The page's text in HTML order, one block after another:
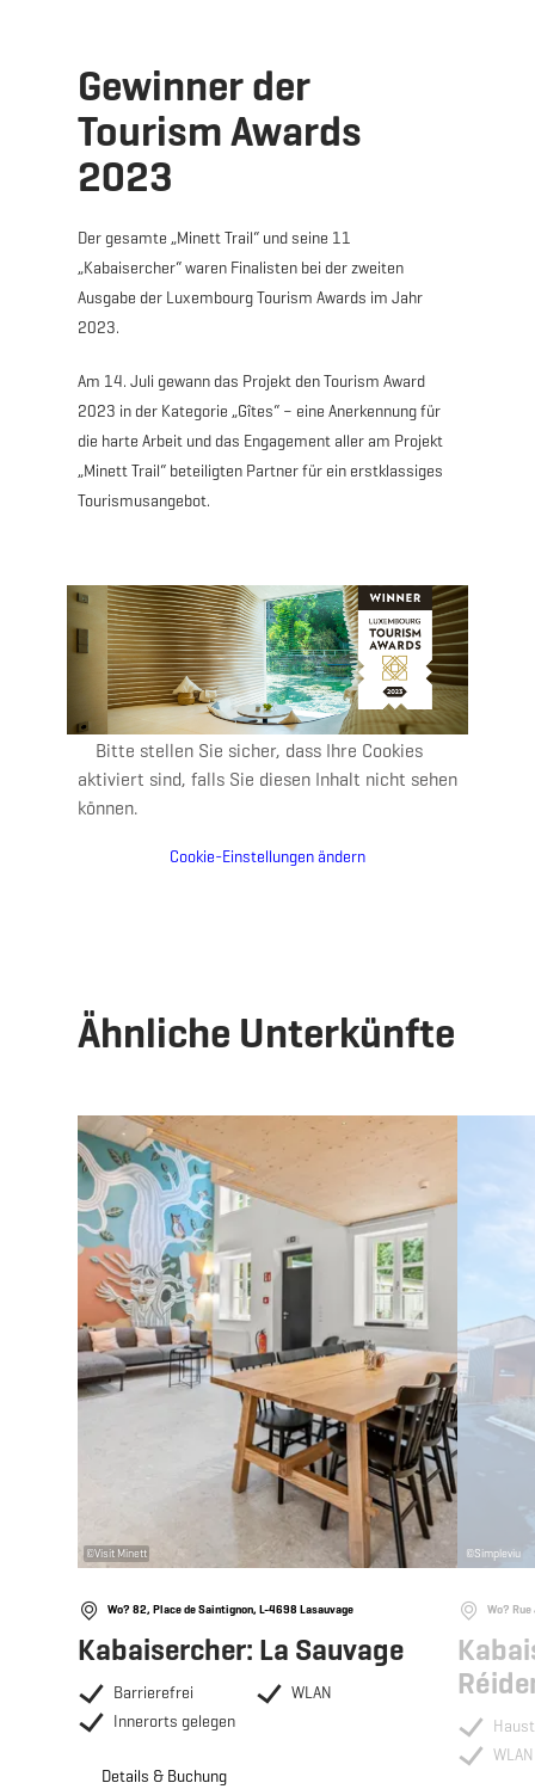
Gewinner der
Tourism Awards
2023
Der gesamte „Minett Trail“ und seine 11
„Kabaisercher“ waren Finalisten bei der zweiten
Ausgabe der Luxembourg Tourism Awards im Jahr
2023.
Am 14. Juli gewann das Projekt den Tourism Award
2023 in der Kategorie „Gîtes“ – eine Anerkennung für
die harte Arbeit und das Engagement aller am Projekt
„Minett Trail“ beteiligten Partner für ein erstklassiges
Tourismusangebot.
Bitte stellen Sie sicher, dass Ihre Cookies
aktiviert sind, falls Sie diesen Inhalt nicht sehen
können.
Cookie-Einstellungen ändern
Ähnliche Unterkünfte
©Visit Minett
Wo? 82, Place de Saintignon, L-4698 Lasauvage
Kabaisercher: La Sauvage
Barrierefrei
WLAN
Innerorts gelegen
Details & Buchung
©Simpleviu
Wo?
WLAN